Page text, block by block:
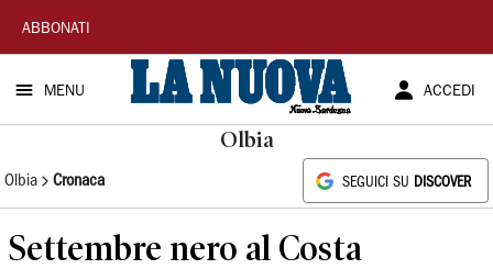
La
Nuova
Sardegna
ABBONATI
MENU ACCEDI
Olbia
Olbia Cronaca SEGUICI SU DISCOVER
Settembre nero al Costa